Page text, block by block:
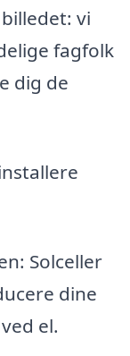
vi
fagfolk
dig de
Solceller
dine
el.